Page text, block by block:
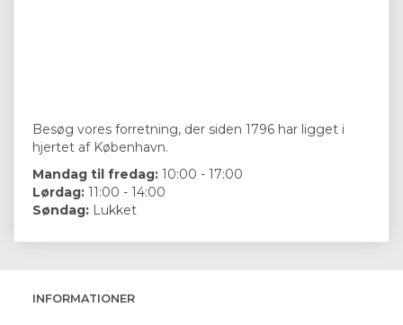
Besøg vores forretning, der siden 1796 har ligget i
hjertet af København.
Mandag til fredag: 10:00 - 17:00
Lørdag: 11:00 - 14:00
Søndag: Lukket
INFORMATIONER